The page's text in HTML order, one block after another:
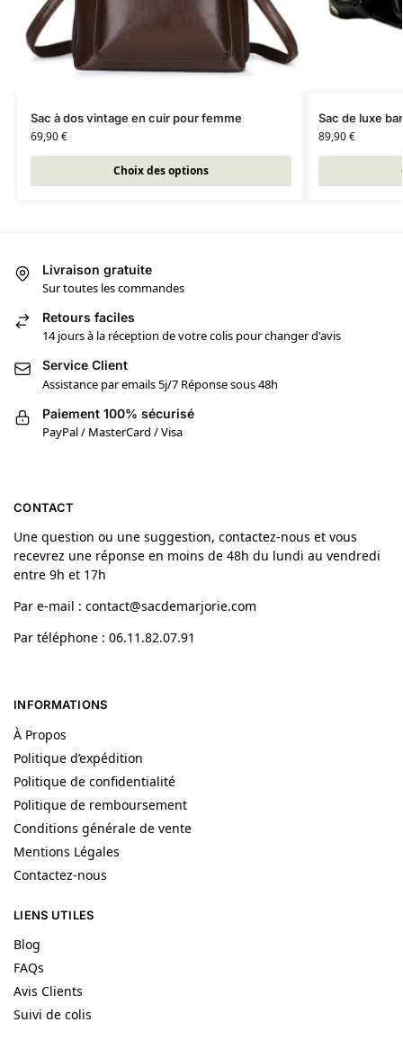
Sac à dos vintage en cuir pour femme
69,90€
Choix des options
Sac de luxe
89,90€
Livraison gratuite
Sur toutes les commandes
Retours faciles
14 jours à la réception de votre colis pour changer d'avis
Service Client
Assistance par emails 5j/7 Réponse sous 48h
Paiement 100% sécurisé
PayPal / MasterCard / Visa
CONTACT
Une question ou une suggestion, contactez-nous et vous
recevrez une réponse en moins de 48h du lundi au vendredi
entre 9h et 17h
Par e-mail : contact@sacdemarjorie.com
Par téléphone : 06.11.82.07.91
INFORMATIONS
À Propos
Politique d’expédition
Politique de confidentialité
Politique de remboursement
Conditions générale de vente
Mentions Légales
Contactez-nous
LIENS UTILES
Blog
FAQs
Avis Clients
Suivi de colis